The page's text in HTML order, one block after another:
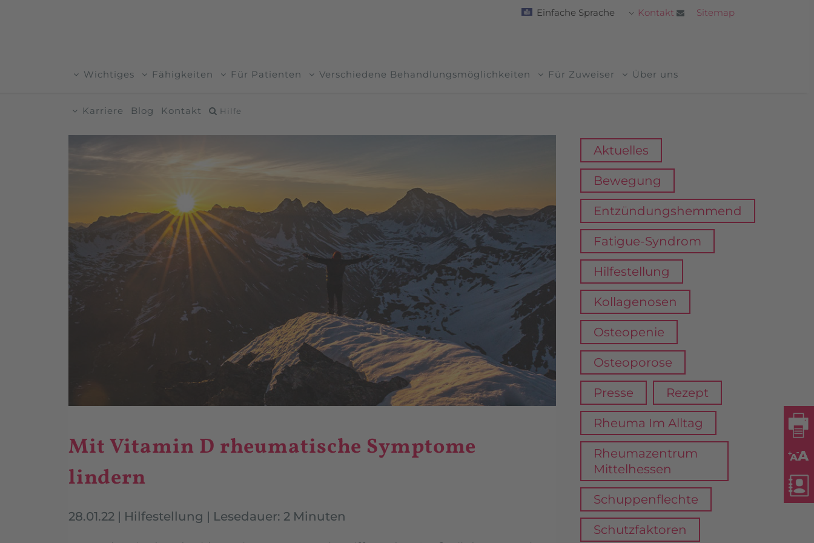
Einfache Sprache Kontakt Sitemap
Wichtiges Fähigkeiten Für Patienten Verschiedene Behandlungsmöglichkeiten Für Zuweiser Über uns
Karriere Blog Kontakt Hilfe
Mit Vitamin D rheumatische Symptome
lindern
28.01.22 | Hilfestellung | Lesedauer: 2 Minuten
Aktuelles
Bewegung
Entzündungshemmend
Fatigue-Syndrom
Hilfestellung
Kollagenosen
Osteopenie
Osteoporose
Presse Rezept
Rheuma Im Alltag
Rheumazentrum
Mittelhessen
Schuppenflechte
Schutzfaktoren